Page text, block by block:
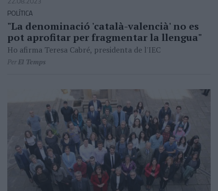
POLÍTICA
"La denominació 'català-valencià' no es
pot aprofitar per fragmentar la llengua"
Ho afirma Teresa Cabré, presidenta de l'IEC
PerEl Temps